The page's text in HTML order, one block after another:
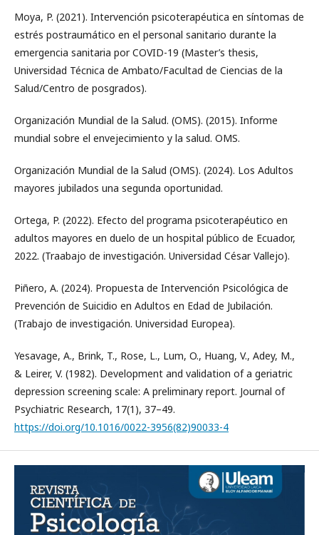
Moya, P. (2021). Intervención psicoterapéutica en síntomas de
estrés postraumático en el personal sanitario durante la
emergencia sanitaria por COVID-19 (Master’s thesis,
Universidad Técnica de Ambato/Facultad de Ciencias de la
Salud/Centro de posgrados).
Organización Mundial de la Salud. (OMS). (2015). Informe
mundial sobre el envejecimiento y la salud. OMS.
Organización Mundial de la Salud (OMS). (2024). Los Adultos
mayores jubilados una segunda oportunidad.
Ortega, P. (2022). Efecto del programa psicoterapéutico en
adultos mayores en duelo de un hospital público de Ecuador,
2022. (Traabajo de investigación. Universidad César Vallejo).
Piñero, A. (2024). Propuesta de Intervención Psicológica de
Prevención de Suicidio en Adultos en Edad de Jubilación.
(Trabajo de investigación. Universidad Europea).
Yesavage, A., Brink, T., Rose, L., Lum, O., Huang, V., Adey, M.,
& Leirer, V. (1982). Development and validation of a geriatric
depression screening scale: A preliminary report. Journal of
Psychiatric Research, 17(1), 37–49.
https://doi.org/10.1016/0022-3956(82)90033-4